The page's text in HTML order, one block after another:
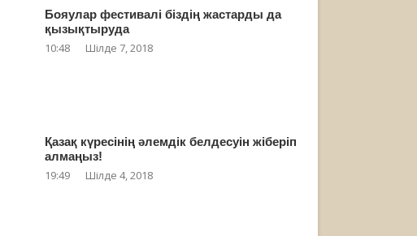
Бояулар фестивалі біздің жастарды да
қызықтыруда
10:48 Шілде 7, 2018
Қазақ күресінің әлемдік белдесуін жіберіп
алмаңыз!
19:49 Шілде 4, 2018